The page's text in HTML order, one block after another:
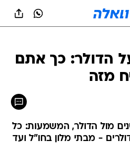
הדולר: כך אתם
מזה
בשיא של 3 שנים מול הדולר, המשמעות: כל
- מבתי מלון בחו"ל ועד